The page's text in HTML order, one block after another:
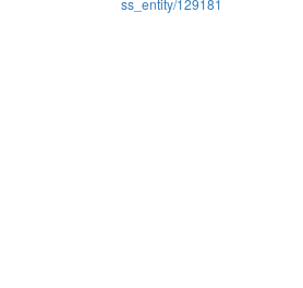
ss_entity/129181